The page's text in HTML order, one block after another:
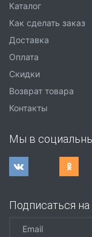
Каталог
Как сделать заказ
Доставка
Оплата
Скидки
Возврат товара
Контакты
Мы в
Подписаться